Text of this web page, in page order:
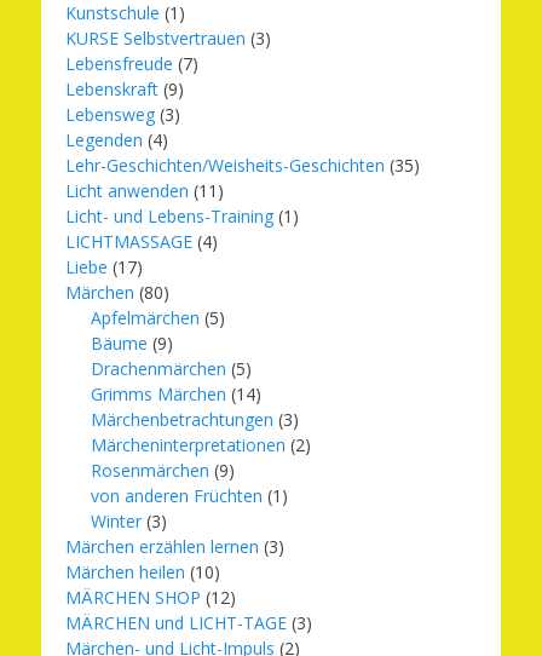
Kunstschule (1)
KURSE Selbstvertrauen (3)
Lebensfreude (7)
Lebenskraft (9)
Lebensweg (3)
Legenden (4)
Lehr-Geschichten/Weisheits-Geschichten (35)
Licht anwenden (11)
Licht- und Lebens-Training (1)
LICHTMASSAGE (4)
Liebe (17)
Märchen (80)
Apfelmärchen (5)
Bäume (9)
Drachenmärchen (5)
Grimms Märchen (14)
Märchenbetrachtungen (3)
Märcheninterpretationen (2)
Rosenmärchen (9)
von anderen Früchten (1)
Winter (3)
Märchen erzählen lernen (3)
Märchen heilen (10)
MÄRCHEN SHOP (12)
MÄRCHEN und LICHT-TAGE (3)
Märchen- und Licht-Impuls (2)